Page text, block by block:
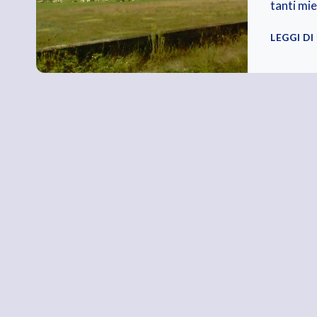
tanti
LEGGI DI